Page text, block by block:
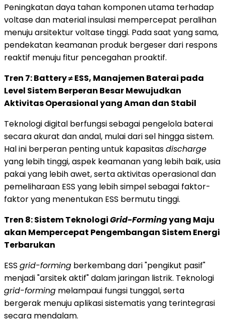
Peningkatan daya tahan komponen utama terhadap
voltase dan material insulasi mempercepat peralihan
menuju arsitektur voltase tinggi. Pada saat yang sama,
pendekatan keamanan produk bergeser dari respons
reaktif menuju fitur pencegahan proaktif.
Tren 7: Battery ≠ ESS, Manajemen Baterai pada
Level Sistem Berperan Besar Mewujudkan
Aktivitas Operasional yang Aman dan Stabil
Teknologi digital berfungsi sebagai pengelola baterai
secara akurat dan andal, mulai dari sel hingga sistem.
Hal ini berperan penting untuk kapasitasdischarge
yang lebih tinggi, aspek keamanan yang lebih baik, usia
pakai yang lebih awet, serta aktivitas operasional dan
pemeliharaan ESS yang lebih simpel sebagai faktor-
faktor yang menentukan ESS bermutu tinggi.
Tren 8: Sistem TeknologiGrid-Formingyang Maju
akan Mempercepat Pengembangan Sistem Energi
Terbarukan
ESS grid-forming berkembang dari "pengikut pasif"
menjadi "arsitek aktif" dalam jaringan listrik. Teknologi
grid-forming melampaui fungsi tunggal, serta
bergerak menuju aplikasi sistematis yang terintegrasi
secara mendalam.